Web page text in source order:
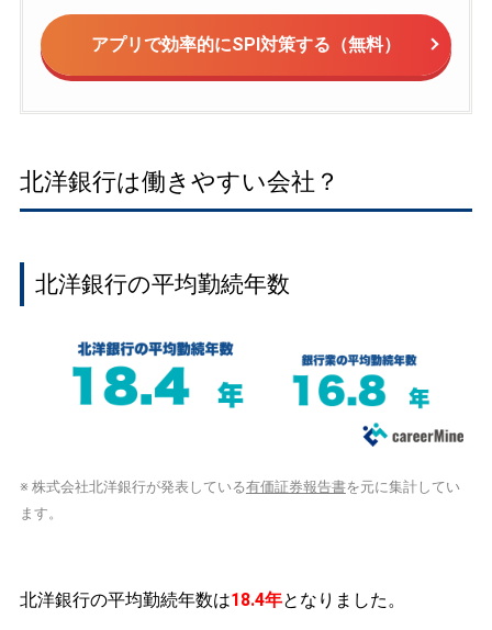
アプリで効率的にSPI対策する（無料）
北洋銀行は働きやすい会社？
北洋銀行の平均勤続年数
※ 株式会社北洋銀行が発表している有価証券報告書を元に集計してい
ます。
北洋銀行の平均勤続年数は18.4年となりました。